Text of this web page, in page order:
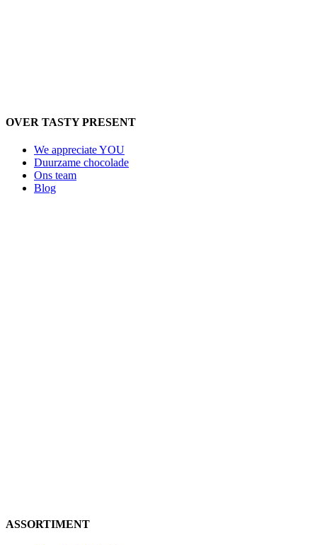
OVER TASTY PRESENT
We appreciate YOU
Duurzame chocolade
Ons team
Blog
ASSORTIMENT